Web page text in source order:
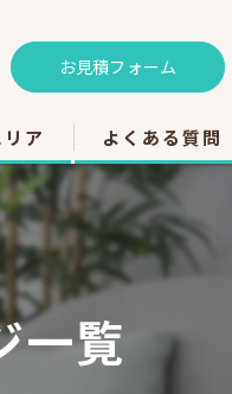
お見積フォーム
ア
エアコン工事
エアコン工事
エアコン工事
よくある質問
一覧